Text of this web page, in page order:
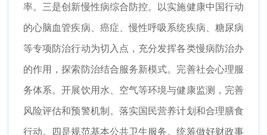
率。三是创新慢性病综合防控。以实施健康中国行动
的心脑血管疾病、癌症、慢性呼吸系统疾病、糖尿病
等专项防治行动为切入点，充分发挥各类慢病防治办
的作用，探索防治结合服务新模式。完善社会心理服
务体系。开展饮用水、空气等环境与健康监测，完善
风险评估和预警机制。落实国民营养计划和合理膳食
行动。四是规范基本公共卫生服务。统筹做好财政事